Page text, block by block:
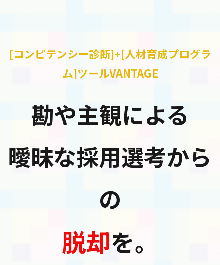
[コンピテンシー診断]+[人材育成プログラ
ム]ツールVANTAGE
勘や主観による
曖昧な採用選考から
の
脱却を。